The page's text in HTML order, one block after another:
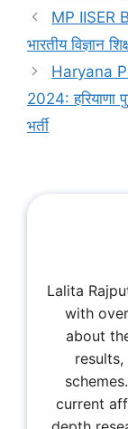
MP IISER
भारतीय विज्ञान
Haryana
2024: हरियाणा
भर्ती
Lalita
with
about
current